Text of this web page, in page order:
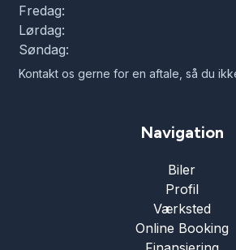
Fredag:
Lørdag:
Søndag:
Kontakt os gerne for en aftale, så du
Navigation
Biler
Profil
Værksted
Online Booking